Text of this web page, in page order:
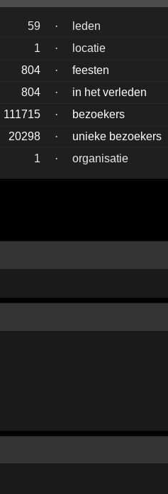
59 ·
leden
1
·
locatie
804
·
feesten
804
·
in het verleden
111715
·
bezoekers
20298
·
unieke bezoekers
1
· organisatie